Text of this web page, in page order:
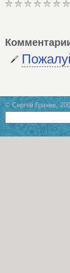
© Сергей Грачев,